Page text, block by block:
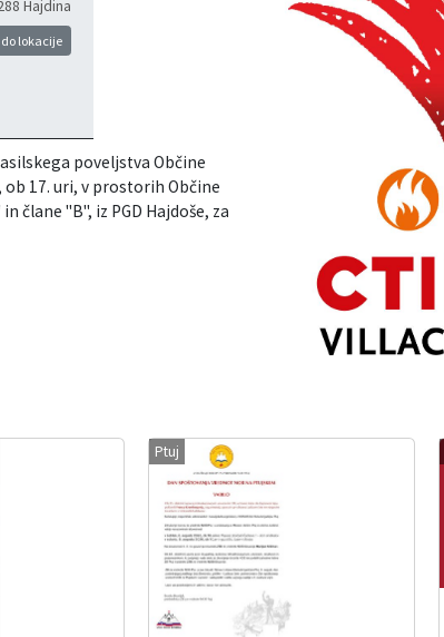
Hajdina
lokacije
poveljstva Občine
17. uri, v prostorih Občine
člane "B", iz PGD Hajdoše, za
Ptuj